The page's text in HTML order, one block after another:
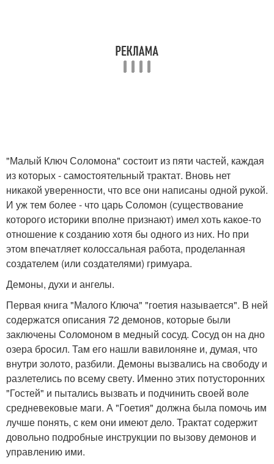
"Малый Ключ Соломона" состоит из пяти частей, каждая
из которых - самостоятельный трактат. Вновь нет
никакой уверенности, что все они написаны одной рукой.
И уж тем более - что царь Соломон (существование
которого историки вполне признают) имел хоть какое-то
отношение к созданию хотя бы одного из них. Но при
этом впечатляет колоссальная работа, проделанная
создателем (или создателями) гримуара.
Демоны, духи и ангелы.
Первая книга "Малого Ключа" "гоетия называется". В ней
содержатся описания 72 демонов, которые были
заключены Соломоном в медный сосуд. Сосуд он на дно
озера бросил. Там его нашли вавилоняне и, думая, что
внутри золото, разбили. Демоны вызвались на свободу и
разлетелись по всему свету. Именно этих потусторонних
"Гостей" и пытались вызвать и подчинить своей воле
средневековые маги. А "Гоетия" должна была помочь им
лучше понять, с кем они имеют дело. Трактат содержит
довольно подробные инструкции по вызову демонов и
управлению ими.